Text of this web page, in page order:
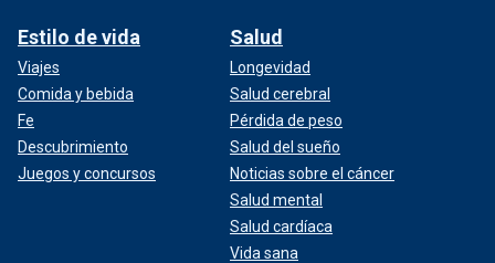
Estilo de vida
Viajes
Comida y bebida
Fe
Descubrimiento
Juegos y concursos
Salud
Longevidad
Salud cerebral
Pérdida de peso
Salud del sueño
Noticias sobre el cáncer
Salud mental
Salud cardíaca
Vida sana